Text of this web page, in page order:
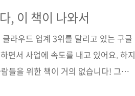
리케이션 개발과 현대화, 네트워킹,
, 이 책이 나와서
라우드 업계 3위를 달리고 있는 구글
면서 사업에 속도를 내고 있어요. 하지
들을 위한 책이 거의 없습니다! 그래
람들을 위해 이 책을 출간했습니다.